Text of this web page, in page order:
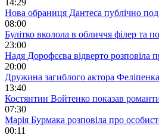
14:29
Нова обраниця Дантеса публічно
08:00
Булітко вколола в обличчя філер та
23:00
Надя Дорофєєва відверто розповіла
20:00
Дружина загиблого актора
13:40
Костянтин Войтенко показав
07:30
Марія Бурмака розповіла про
00:11